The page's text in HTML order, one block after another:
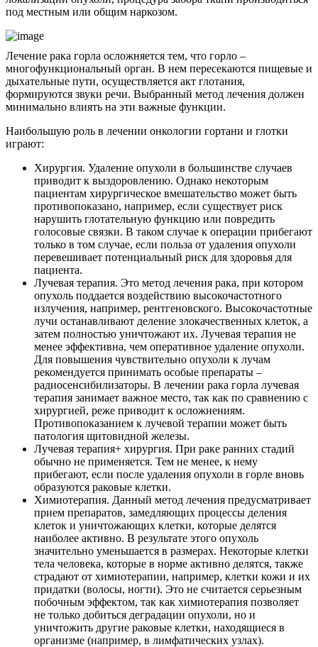
под местным или общим наркозом.
Лечение рака горла осложняется тем, что горло –
многофункциональный орган. В нем пересекаются пищевые и
дыхательные пути, осуществляется акт глотания,
формируются звуки речи. Выбранный метод лечения должен
минимально влиять на эти важные функции.
Наибольшую роль в лечении онкологии гортани и глотки
играют:
Хирургия. Удаление опухоли в большинстве случаев
приводит к выздоровлению. Однако некоторым
пациентам хирургическое вмешательство может быть
противопоказано, например, если существует риск
нарушить глотательную функцию или повредить
голосовые связки. В таком случае к операции прибегают
только в том случае, если польза от удаления опухоли
перевешивает потенциальный риск для здоровья для
пациента.
Лучевая терапия. Это метод лечения рака, при котором
опухоль поддается воздействию высокочастотного
излучения, например, рентгеновского. Высокочастотные
лучи останавливают деление злокачественных клеток, а
затем полностью уничтожают их. Лучевая терапия не
менее эффективна, чем оперативное удаление опухоли.
Для повышения чувствительно опухоли к лучам
рекомендуется принимать особые препараты –
радиосенсибилизаторы. В лечении рака горла лучевая
терапия занимает важное место, так как по сравнению с
хирургией, реже приводит к осложнениям.
Противопоказанием к лучевой терапии может быть
патология щитовидной железы.
Лучевая терапия+ хирургия. При раке ранних стадий
обычно не применяется. Тем не менее, к нему
прибегают, если после удаления опухоли в горле вновь
образуются раковые клетки.
Химиотерапия. Данный метод лечения предусматривает
прием препаратов, замедляющих процессы деления
клеток и уничтожающих клетки, которые делятся
наиболее активно. В результате этого опухоль
значительно уменьшается в размерах. Некоторые клетки
тела человека, которые в норме активно делятся, также
страдают от химиотерапии, например, клетки кожи и их
придатки (волосы, ногти). Это не считается серьезным
побочным эффектом, так как химиотерапия позволяет
не только добиться деградации опухоли, но и
уничтожить другие раковые клетки, находящиеся в
организме (например, в лимфатических узлах).